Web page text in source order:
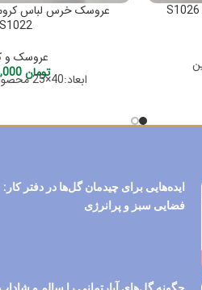
عروسک خرس لباس
S1022
عروسک و
تومان735,000 ابعاد:40×25 محصول کشور چین
ایده‌هایی برای چیدمان گل‌ها در دفتر کار:
فضایی سبز و پرانرژی